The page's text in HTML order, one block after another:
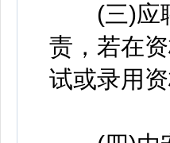
(三)应聘
责，若在
试或录用资